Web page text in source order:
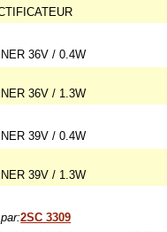
36V / 0.4W
36V / 1.3W
39V / 0.4W
39V / 1.3W
2SC 3309